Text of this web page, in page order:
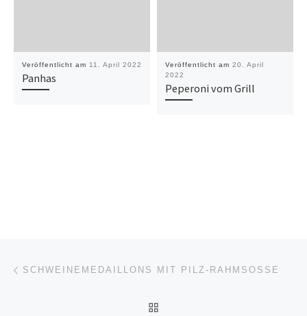
Veröffentlicht am 11. April 2022
Panhas
Veröffentlicht am 20. April
2022
Peperoni vom Grill
Beitragsnavigation
SCHWEINEMEDAILLONS MIT PILZ-RAHMSOSSE